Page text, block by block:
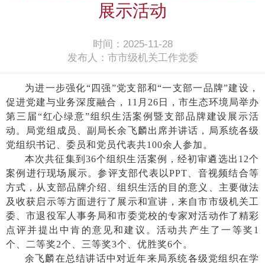
展示活动
时间：2025-11-28
发布人：市市级机关工作党委
为进一步强化“四强”党支部和“一支部一品牌”建设，
促进党建与业务深度融合，11月26日，市生态环境局举办
第三届“红心绿意”组织生活案例暨支部品牌建设展示活
动。局党组成员、副局长余飞麟出席并讲话，局系统各级
党组织书记、委员和党员代表共100余人参加。
本次共征集到 36个组织生活案例，经初审遴选出12个
案例进行现场展示。参评支部代表以PPT、音视频结合等
方式，从支部品牌介绍、组织生活的目的意义、主要做法
及收获启示等方面进行了展示和宣讲，来自市市级机关工
委、市退役军人事务局和市委党校的专家对活动作了精彩
点评并提出中肯的意见和建议。活动共产生了一等奖1
个、二等奖2个、三等奖3个、优胜奖6个。
余飞麟在总结讲话中对近年来局系统各级党组织在学